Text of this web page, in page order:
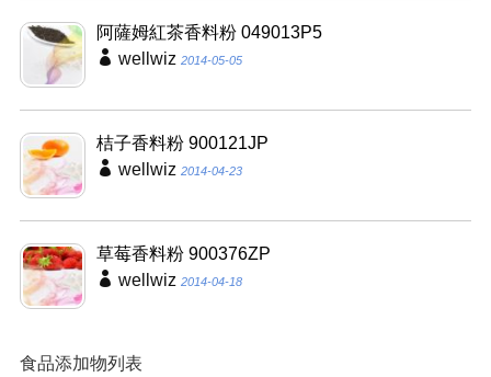
阿薩姆紅茶香料粉 049013P5
wellwiz 2014-05-05
桔子香料粉 900121JP
wellwiz 2014-04-23
草莓香料粉 900376ZP
wellwiz 2014-04-18
食品添加物列表